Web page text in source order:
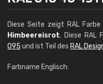
Diese Seite zeigt RAL Farbe
Himbeereisrot. Diese RAL
095 und ist Teil des RAL
Farbname Englisch: